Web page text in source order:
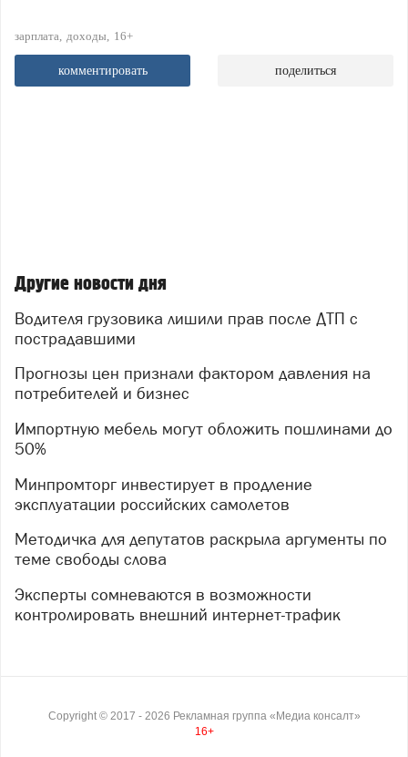
зарплата доходы 16+
комментировать поделиться
Другие новости дня
Водителя грузовика лишили прав после ДТП с
пострадавшими
Прогнозы цен признали фактором давления на
потребителей и бизнес
Импортную мебель могут обложить пошлинами до
50%
Минпромторг инвестирует в продление
эксплуатации российских самолетов
Методичка для депутатов раскрыла аргументы по
теме свободы слова
Эксперты сомневаются в возможности
контролировать внешний интернет-трафик
Copyright © 2017 - 2026 Рекламная группа «Медиа консалт»
16+